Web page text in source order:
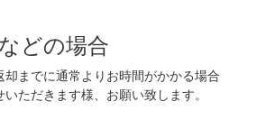
どの場合
までに通常よりお時間がかかる場合
ただきます様、お願い致します。